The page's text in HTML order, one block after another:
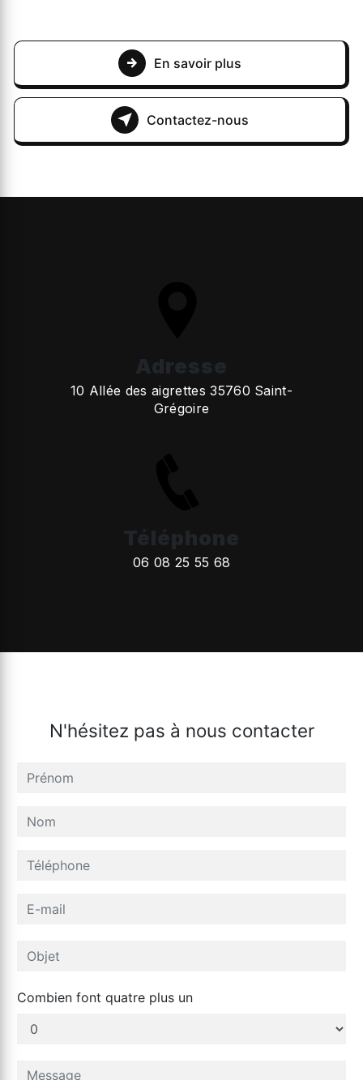
En savoir plus
Contactez-nous
Adresse
10 Allée des aigrettes 35760 Saint-
Grégoire
Téléphone
06 08 25 55 68
N'hésitez pas à nous contacter
Combien font quatre plus un